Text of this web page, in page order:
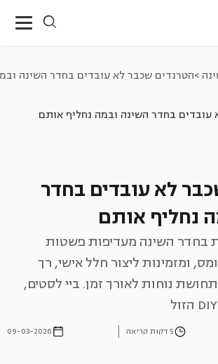
>הטרנדים שכבר לא עובדים בחדר השינה
לא עובדים בחדר
נחליף אותם
בחדר השינה מעדיפות פשטות
ומזמינות ליצור חלל אישי, רך
נוחות לאורך זמן. ביי לסטים,
5 דקות קריאה 09-03-2026